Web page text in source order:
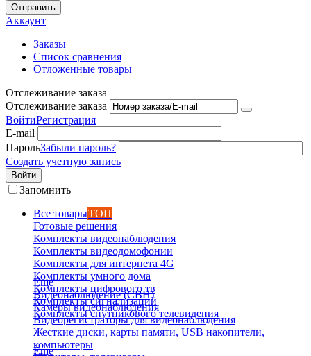
Отправить
Аккаунт
Заказы
Список сравнения
Отложенные товары
Отслеживание заказа
Отслеживание заказа
ВойтиРегистрация
E-mail
ПарольЗабыли пароль?
Создать учетную запись
Войти
Запомнить
Все товарыТОП
Готовые решения
Комплекты видеонаблюдения
Комплекты видеодомофонии
Комплекты для интернета 4G
Комплекты умного дома
Комплекты цифрового тв
Комплекты сигнализаций
Комплекты спутникового телевидения
Еще
Видеонаблюдение (СВН)
Камеры видеонаблюдения
Видеорегистраторы для видеонаблюдения
Жесткие диски, карты памяти, USB накопители,
компьютеры
Еще